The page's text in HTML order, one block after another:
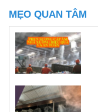
MẸO QUAN TÂM